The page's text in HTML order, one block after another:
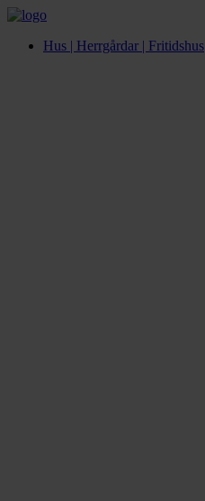
Hus | Herrgårdar | Fritidshus